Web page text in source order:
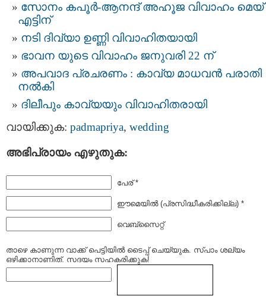
സോനം കപൂർ-ആനന്ദ് അഹൂജ വിവാഹം മെയ്
എട്ടിന്
നടി ദിവ്യാ ഉണ്ണി വിവാഹിതയായി
ഭാവന യുടെ വിവാഹം ജനുവരി 22 ന്
അപവാദ പ്രചരണം : കാവ്യ മാധവന്‍ പരാതി
നല്‍കി
ദിലീപും കാവ്യയും വിവാഹിതരായി
വായിക്കുക: padmapriya, wedding
അഭിപ്രായം എഴുതുക:
പേര് *
ഈമെയില്‍ (പ്രസിദ്ധീകരിക്കില്ല) *
വെബ്സൈറ്റ്
താഴെ കാണുന്ന വാക്ക് പെട്ടിയില്‍ ടൈപ്പ്‌ ചെയ്യുക. സ്പാം ശല്യം
ഒഴിക്കാനാണിത്. സദയം സഹകരിക്കുക!